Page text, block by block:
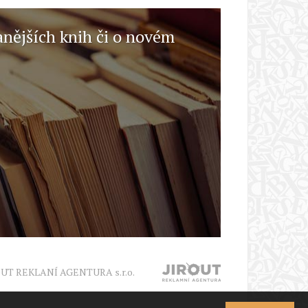
knih či o novém
REKLANÍ AGENTURA s.r.o.